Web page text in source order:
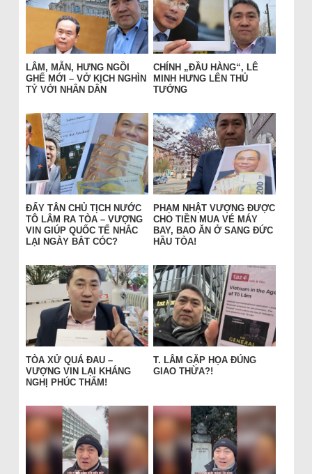
LÂM, MẪN, HƯNG NGỒI
GHẾ MỚI – VỞ KỊCH NGHÌN
TỶ VỚI NHÂN DÂN
CHÍNH „ĐẦU HÀNG“, LÊ
MINH HƯNG LÊN THỦ
TƯỚNG
ĐẨY TÂN CHỦ TỊCH NƯỚC
TÔ LÂM RA TÒA – VƯỢNG
VIN GIÚP QUỐC TẾ NHẮC
LẠI NGÀY BẮT CÓC?
PHẠM NHẬT VƯỢNG ĐƯỢC
CHO TIỀN MUA VÉ MÁY
BAY, BAO ĂN Ở SANG ĐỨC
HẦU TÒA!
TÒA XỬ QUÁ ĐAU –
VƯỢNG VIN LẠI KHÁNG
NGHỊ PHÚC THẨM!
T. LÂM GẶP HỌA ĐÚNG
GIAO THỪA?!